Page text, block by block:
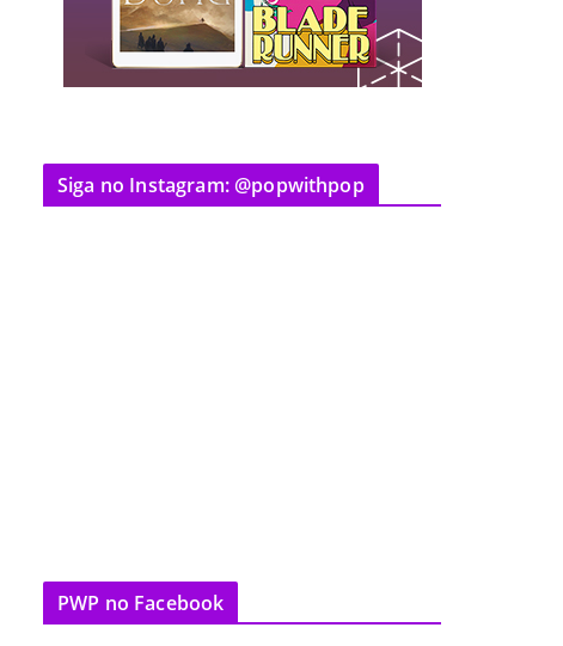
Siga no Instagram: @popwithpop
PWP no Facebook